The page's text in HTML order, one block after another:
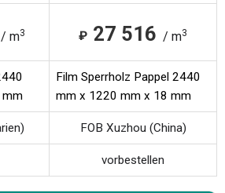
/ m3 ₽ 27 516 / m3
Film Sperrholz Pappel 2440
mm x 1220 mm x 18 mm
FOB Xuzhou (China)
vorbestellen